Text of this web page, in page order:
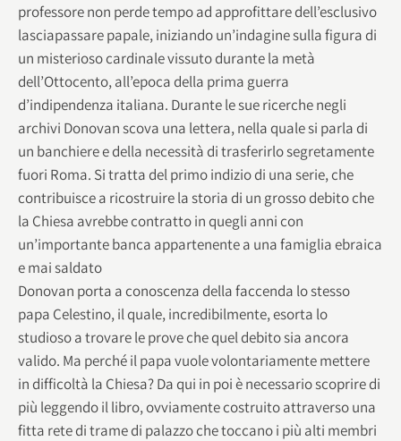
professore non perde tempo ad approfittare dell’esclusivo
lasciapassare papale, iniziando un’indagine sulla figura di
un misterioso cardinale vissuto durante la metà
dell’Ottocento, all’epoca della prima guerra
d’indipendenza italiana. Durante le sue ricerche negli
archivi Donovan scova una lettera, nella quale si parla di
un banchiere e della necessità di trasferirlo segretamente
fuori Roma. Si tratta del primo indizio di una serie, che
contribuisce a ricostruire la storia di un grosso debito che
la Chiesa avrebbe contratto in quegli anni con
un’importante banca appartenente a una famiglia ebraica
e mai saldato
Donovan porta a conoscenza della faccenda lo stesso
papa Celestino, il quale, incredibilmente, esorta lo
studioso a trovare le prove che quel debito sia ancora
valido. Ma perché il papa vuole volontariamente mettere
in difficoltà la Chiesa? Da qui in poi è necessario scoprire di
più leggendo il libro, ovviamente costruito attraverso una
fitta rete di trame di palazzo che toccano i più alti membri